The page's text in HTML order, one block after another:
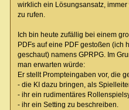
wirklich ein Lösungsansatz,
zu rufen.
Ich bin heute zufällig bei einem
PDFs auf eine PDF gestoßen (ich
geschaut) namens GPRPG. Im
man erwarten würde:
Er stellt Prompteingaben vor, die
- die KI dazu bringen, als
- ihr ein rudimentäres
- ihr ein Setting zu beschreiben.